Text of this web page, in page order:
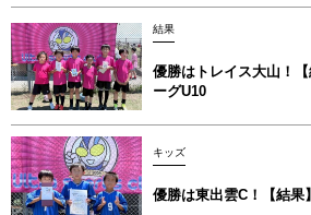
結果
優勝はトレイス大山！
ーグU10
キッズ
優勝は東出雲C！【結